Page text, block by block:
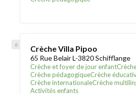
Crèche Villa Pipoo
65 Rue Belair L-3820 Schifflange
Crèche et foyer de jour enfant
Crèche pédagogiqueCrèche
Crèche internationaleCrèche
Activités enfants